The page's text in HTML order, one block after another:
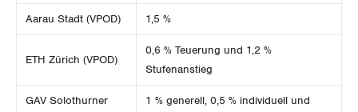
Zug
Zürich
Aarau Stadt (VPOD) 1,5 %
ETH Zürich (VPOD)
0,6 % Teuerung und 1,2 %
Stufenanstieg
GAV Solothurner
1 % generell, 0,5 % individuell und